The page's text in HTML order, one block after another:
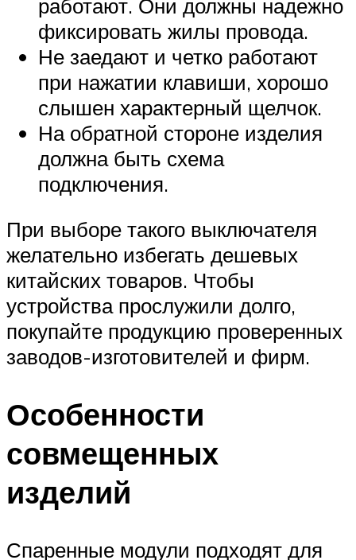
работают. Они должны надежно
фиксировать жилы провода.
Не заедают и четко работают
при нажатии клавиши, хорошо
слышен характерный щелчок.
На обратной стороне изделия
должна быть схема
подключения.
При выборе такого выключателя
желательно избегать дешевых
китайских товаров. Чтобы
устройства прослужили долго,
покупайте продукцию проверенных
заводов-изготовителей и фирм.
Особенности
совмещенных
изделий
Спаренные модули подходят для